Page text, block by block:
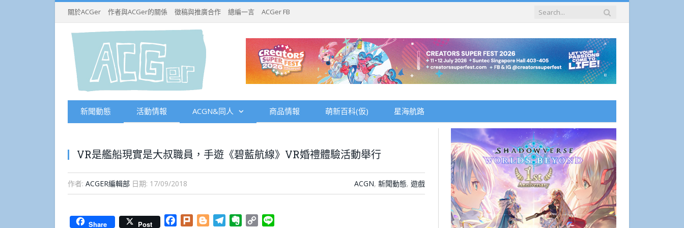
關於ACGer 作者與ACGer的關係 徵稿與推廣合作 總編一言 ACGer FB
新聞動態 活動情報 ACGN&同人 商品情報 萌新百科(仮) 星海航路
VR是艦船現實是大叔職員，手遊《碧藍航線》VR婚禮體驗活動舉行
作者: ACGER編輯部 日期: 17/09/2018 ACGN, 新聞動態, 遊戲
Share Post Facebook
Plurk BloggerTelegramEvernote
Copy